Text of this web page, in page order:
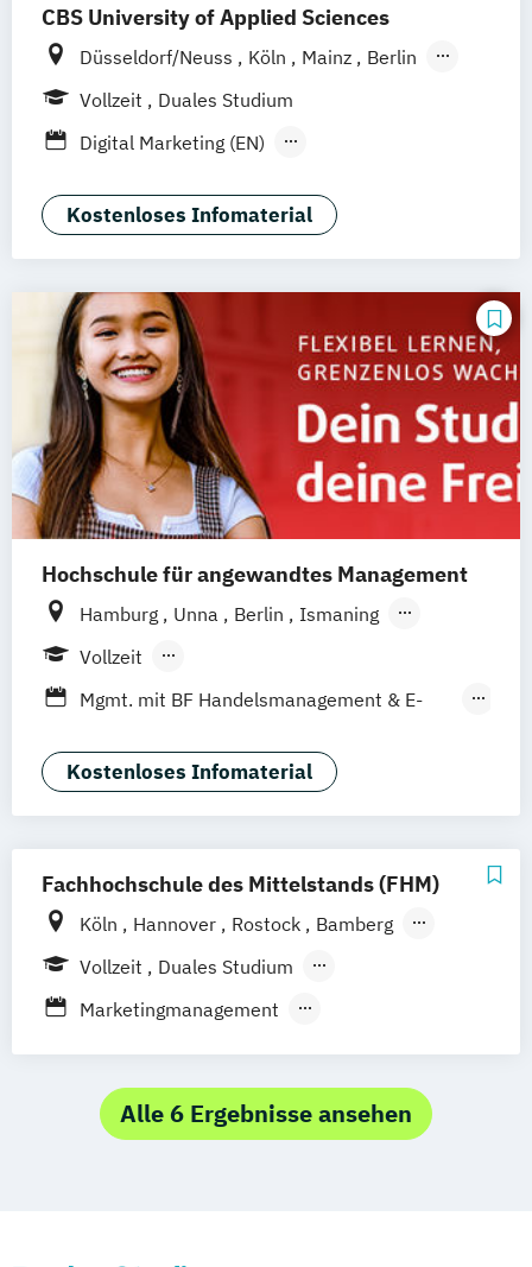
CBS University of Applied Sciences
Düsseldorf/Neuss Köln Mainz
Berlin
Solingen
Hamburg Rheine
Vollzeit
Duales Studium
Digital Marketing (EN)
Brand Management (dual)
General Management-Spezialisierung
General Management-Spezialisierung
Marketing-
Medien- und Eventmanagement (dual)
Kostenloses Infomaterial
Hochschule für angewandtes Management
Hamburg Unna Berlin
Ismaning
Mannheim
Stuttgart
Vollzeit
Berufsbegleitendes Präsenzstudium
Mgmt. mit BF Handelsmanagement & E-
Social Media Studies Sportmanagement
Kostenloses Infomaterial
Fachhochschule des Mittelstands (FHM)
Köln Hannover Rostock
Bamberg
Bielefeld
Berlin Düren
Vollzeit
Duales Studium
Berufsbegleitendes Präsenzstudium
Marketingmanagement
Marketing
Alle 6 Ergebnisse ansehen